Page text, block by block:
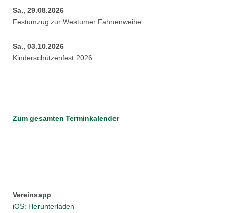
Sa., 29.08.2026
Festumzug zur Westumer Fahnenweihe
Sa., 03.10.2026
Kinderschützenfest 2026
Zum gesamten Terminkalender
Vereinsapp
iOS: Herunterladen